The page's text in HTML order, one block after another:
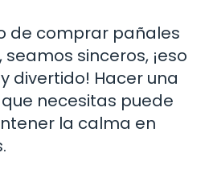
de comprar pañales
sinceros, ¡eso
divertido! Hacer una
necesitas puede
la calma en